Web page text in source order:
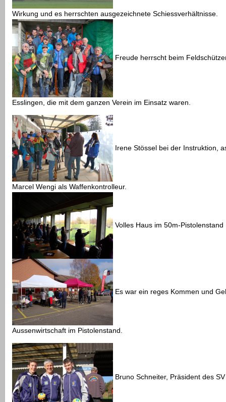
Wirkung und es herrschten ausgezeichnete Schiessverhältnisse.
Freude herrscht beim
Esslingen, die mit dem ganzen Verein im Einsatz waren.
Irene Stössel bei der Instruktion,
Marcel Wengi als Waffenkontrolleur.
Volles Haus im 50m-Pistolenstand
Es war ein reges Kommen und
Aussenwirtschaft im Pistolenstand.
Bruno Schneiter, Präsident des